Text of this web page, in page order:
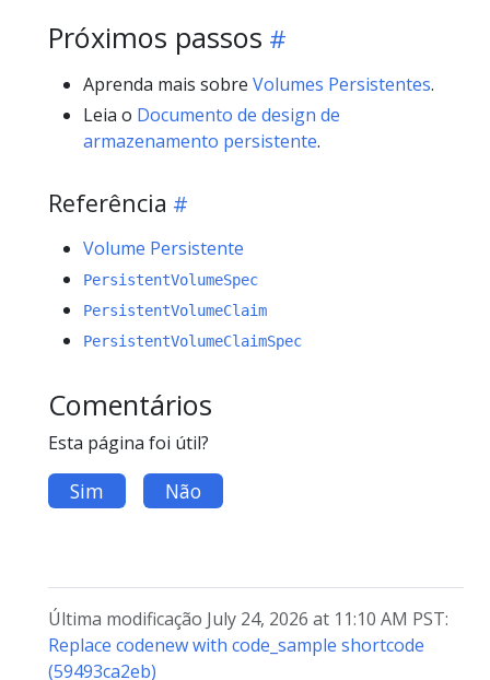
Próximos passos
Aprenda mais sobre Volumes Persistentes.
Leia o Documento de design de
armazenamento persistente.
Referência
Volume Persistente
PersistentVolumeSpec
PersistentVolumeClaim
PersistentVolumeClaimSpec
Comentários
Esta página foi útil?
Sim Não
Última modificação July 24, 2026 at 11:10 AM PST:
Replace codenew with code_sample shortcode
(59493ca2eb)